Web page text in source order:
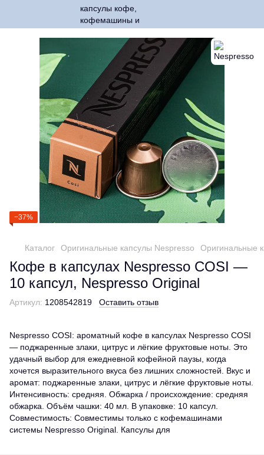
−37%
Каталог Оригинальные капсулы Nespresso Оригинальные
Кофе в капсулах Nespresso COSI —
10 капсул, Nespresso Original
Артикул: 1208542819 Оставить отзыв
Nespresso COSI: ароматный кофе в капсулах Nespresso COSI
— поджаренные злаки, цитрус и лёгкие фруктовые ноты. Это
удачный выбор для ежедневной кофейной паузы, когда
хочется выразительного вкуса без лишних сложностей. Вкус и
аромат: поджаренные злаки, цитрус и лёгкие фруктовые ноты.
Интенсивность: средняя. Обжарка / происхождение: средняя
обжарка. Объём чашки: 40 мл. В упаковке: 10 капсул.
Совместимость: Совместимы только с кофемашинами
системы Nespresso Original. Капсулы для